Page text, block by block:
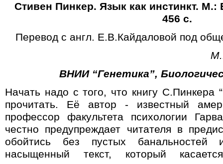
Стивен Пинкер. Язык как инстинкт. М.:
456 с.
Перевод с англ. Е.В.Кайдаловой под
ВНИИ “Генетика”,
Начать надо с того, что книгу С.Пинкера
прочитать. Её автор - известный
профессор факультета психологии
честно предупреждает читателя в
обойтись без пустых банальностей
насыщенный текст, который